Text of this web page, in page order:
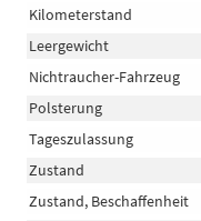
Kilometerstand
Leergewicht
Nichtraucher-Fahrzeug
Polsterung
Tageszulassung
Zustand
Zustand, Beschaffenheit